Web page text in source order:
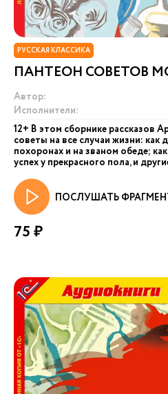
РУССКАЯ КЛАССИКА
ПАНТЕОН СОВЕТОВ
Автор:
Исполнители:
12+ В этом сборнике рассказов
советы на все случаи жизни: как
похоронах и на званом обеде;
успех у прекрасного пола, и
ПОСЛУШАТЬ
75 ₽